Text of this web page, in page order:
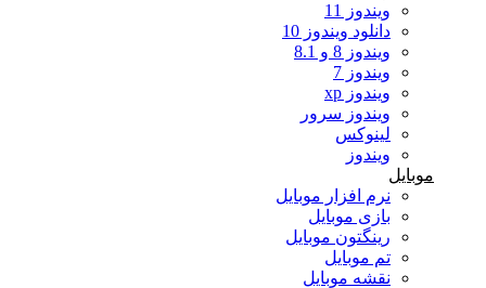
ویندوز 11
دانلود ویندوز 10
ویندوز 8 و 8.1
ویندوز 7
ویندوز xp
ویندوز سرور
لینوکس
ویندوز
موبایل
نرم افزار موبایل
بازی موبایل
رینگتون موبایل
تم موبایل
نقشه موبایل